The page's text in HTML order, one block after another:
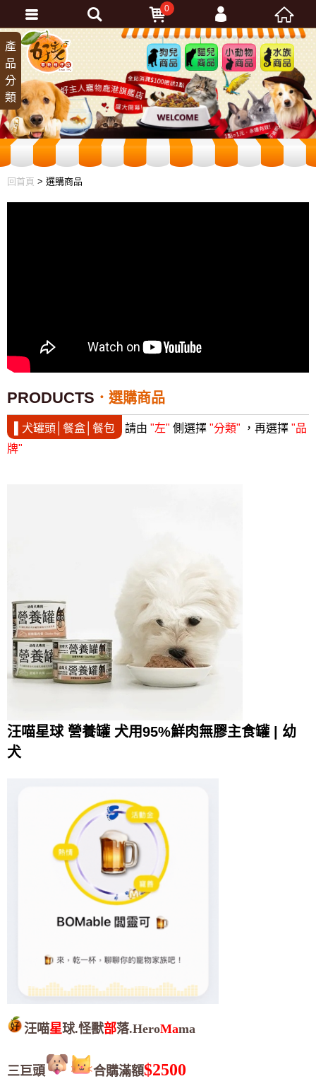
狗兒
商品
貓兒
商品
小動
物商
品
水族
商品
回首頁 > 選購商品
產
品
分
類
PRODUCTS 選購商品
▌犬罐頭│餐盒│餐包 請由 "左" 側選擇 "分類" ，再選擇 "品
牌"
汪喵星球 營養罐 犬用95%鮮肉無膠主食罐 | 幼
犬
汪喵星球.怪獸部落.HeroMama
三巨頭 合購滿額$2500
0
會員登入
忘記密碼
加入會員
訂單查詢